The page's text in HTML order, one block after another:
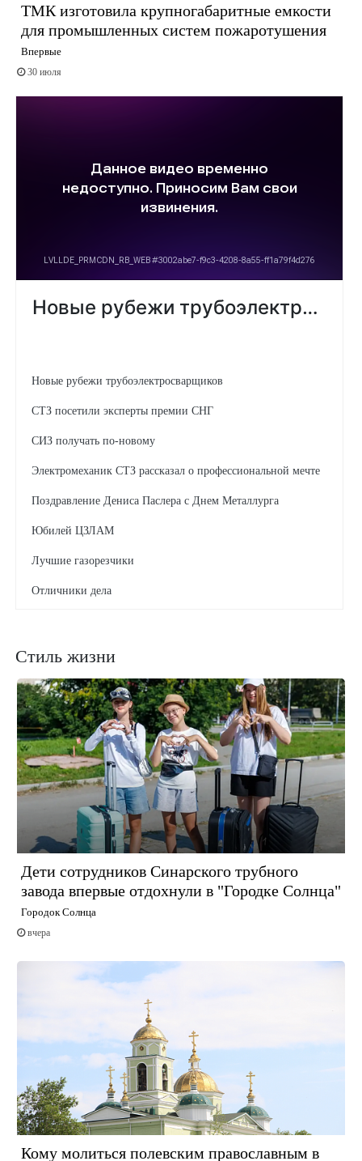
ТМК изготовила крупногабаритные емкости
для промышленных систем пожаротушения
Впервые
30 июля
Новые рубежи трубоэлектросварщиков
СТЗ посетили эксперты премии СНГ
СИЗ получать по-новому
Электромеханик СТЗ рассказал о профессиональной мечте
Поздравление Дениса Паслера с Днем Металлурга
Юбилей ЦЗЛАМ
Лучшие газорезчики
Отличники дела
Стиль жизни
Дети сотрудников Синарского трубного
завода впервые отдохнули в "Городке Солнца"
Городок Солнца
вчера
Кому молиться полевским православным в